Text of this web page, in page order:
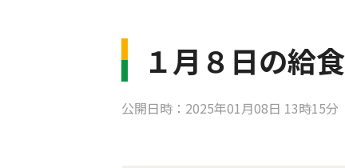
１月８日の給食
公開日時：2025年01月08日 13時15分